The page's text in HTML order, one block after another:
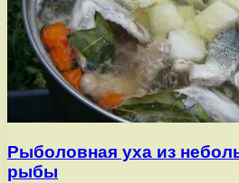
Рыболовная уха из
рыбы